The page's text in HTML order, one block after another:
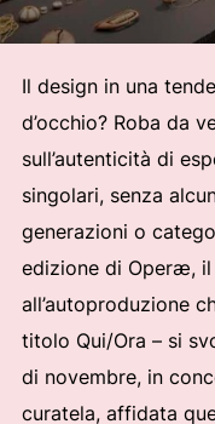
Il design in una
d’occhio? Roba da
sull’autenticità di
singolari, senza
generazioni o
edizione di Operæ,
all’autoproduzione
titolo Qui/Ora – si
di novembre, in
curatela, affidata